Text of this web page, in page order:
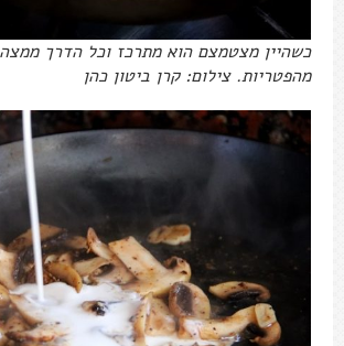
כשהיין מצטמצם הוא מתרכז וכל הדרך
מהפטריות. צילום: קרן ביטון כהן